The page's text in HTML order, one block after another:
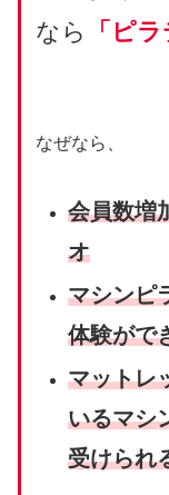
なら
「ピ
なぜなら、
会員数増
オ
マシンピ
体験がで
マットレ
いるマシ
受けられ